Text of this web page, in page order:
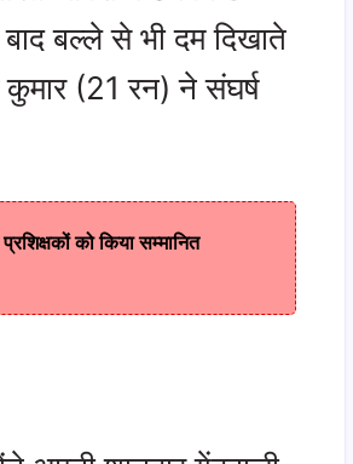
बल्ले से भी दम दिखाते
(21 रन) ने संघर्ष
को किया सम्मानित